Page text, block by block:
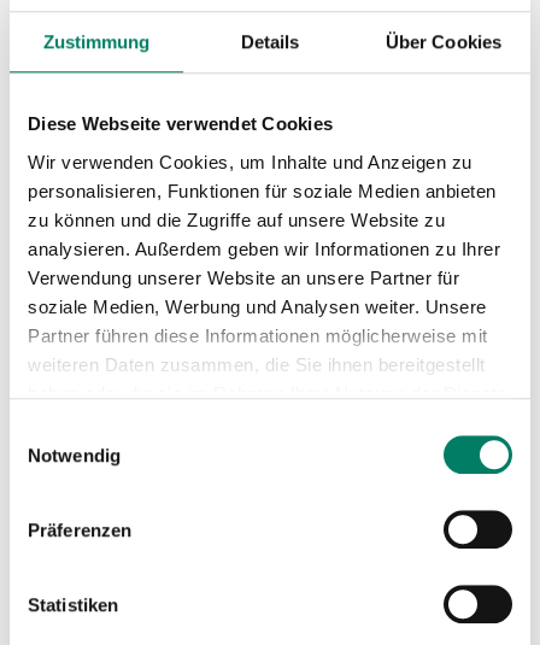
Zustimmung Details Über Cookies
Diese Webseite verwendet Cookies
Wir verwenden Cookies, um Inhalte und Anzeigen zu
personalisieren, Funktionen für soziale Medien anbieten
zu können und die Zugriffe auf unsere Website zu
analysieren. Außerdem geben wir Informationen zu Ihrer
Verwendung unserer Website an unsere Partner für
soziale Medien, Werbung und Analysen weiter. Unsere
Partner führen diese Informationen möglicherweise mit
weiteren Daten zusammen, die Sie ihnen bereitgestellt
Notwendig
Präferenzen
Statistiken
Umleitung in Lindweiler aufgrund von
Bauarbeiten
Download
PDF56 KIB
Mini-Fahrplan
Betreiber
Kölner Verkehrs-Betriebe AG
Verkehrsverbund
https://www.vrs.de